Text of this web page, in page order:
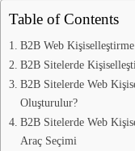
Table of Contents
B2B Web
B2B Sitelerde
B2B Sitelerde Web
Oluşturulur?
B2B Sitelerde Web
Araç Seçimi